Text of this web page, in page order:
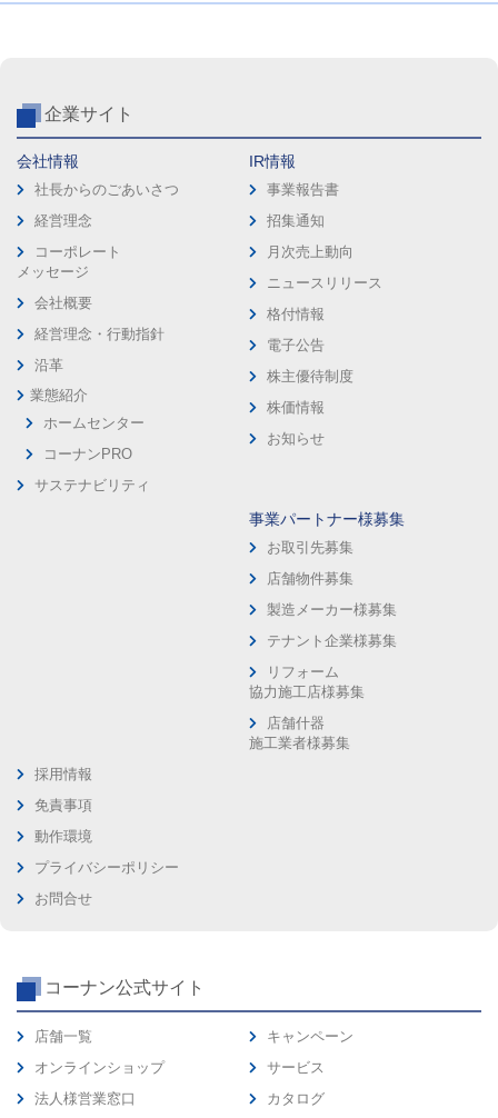
企業サイト
会社情報
社長からのごあいさつ
経営理念
コーポレート
メッセージ
会社概要
経営理念・行動指針
沿革
業態紹介
ホームセンター
コーナンPRO
サステナビリティ
IR情報
事業報告書
招集通知
月次売上動向
ニュースリリース
格付情報
電子公告
株主優待制度
株価情報
お知らせ
事業パートナー様募集
お取引先募集
店舗物件募集
製造メーカー様募集
テナント企業様募集
リフォーム
協力施工店様募集
店舗什器
施工業者様募集
採用情報
免責事項
動作環境
プライバシーポリシー
お問合せ
コーナン公式サイト
店舗一覧
オンラインショップ
法人様営業窓口
キャンペーン
サービス
カタログ